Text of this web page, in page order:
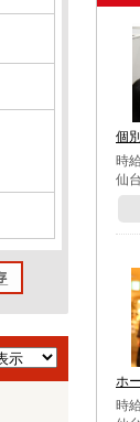
個
時
仙
ホ
時